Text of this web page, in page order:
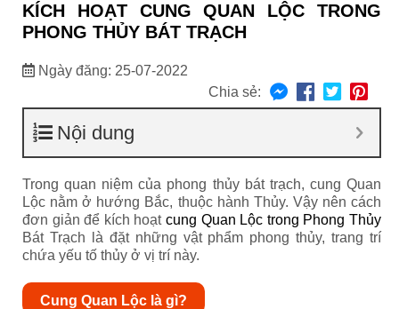
KÍCH HOẠT CUNG QUAN LỘC TRONG
PHONG THỦY BÁT TRẠCH
Ngày đăng: 25-07-2022
Chia sẻ:
Nội dung
Trong quan niệm của phong thủy bát trạch, cung Quan
Lộc nằm ở hướng Bắc, thuộc hành Thủy. Vậy nên cách
đơn giản để kích hoạt cung Quan Lộc trong Phong Thủy
Bát Trạch là đặt những vật phẩm phong thủy, trang trí
chứa yếu tố thủy ở vị trí này.
Cung Quan Lộc là gì?